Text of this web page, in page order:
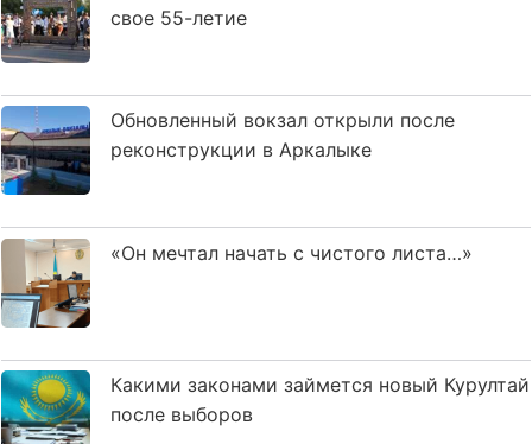
свое 55-летие
Обновленный вокзал открыли после
реконструкции в Аркалыке
«Он мечтал начать с чистого листа…»
Какими законами займется новый Курултай
после выборов